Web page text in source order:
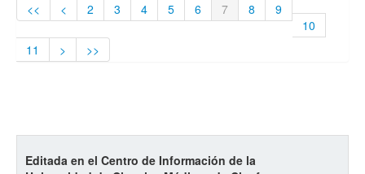
<< < 2 3 4 5 6 7 8
9
10
11
> >>
Editada en el Centro de Información de la